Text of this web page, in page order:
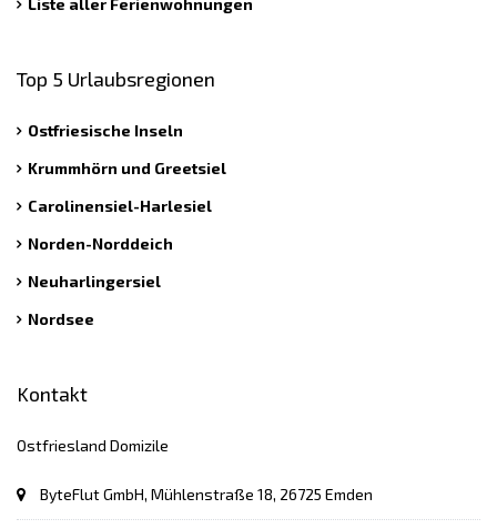
Top 5 Urlaubsregionen
Ostfriesische Inseln
Krummhörn und Greetsiel
Carolinensiel-Harlesiel
Norden-Norddeich
Neuharlingersiel
Nordsee
Kontakt
Ostfriesland Domizile
ByteFlut GmbH, Mühlenstraße 18, 26725 Emden